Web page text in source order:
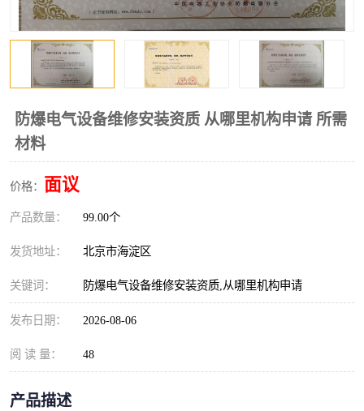
防爆电气设备维修安装资质 从哪里机构申请 所需
材料
价格： 面议
产品数量： 99.00个
发货地址： 北京市海淀区
关键词： 防爆电气设备维修安装资质,从哪里机构申请
发布日期： 2026-08-06
阅 读 量： 48
产品描述